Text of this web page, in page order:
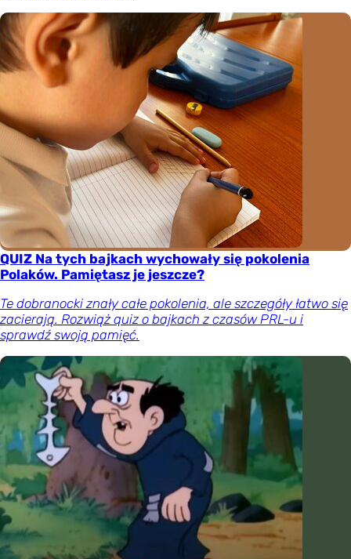
QUIZ Na tych bajkach wychowały się pokolenia
Polaków. Pamiętasz je jeszcze?
Te dobranocki znały całe pokolenia, ale szczegóły łatwo się
zacierają. Rozwiąż quiz o bajkach z czasów PRL-u i
sprawdź swoją pamięć.